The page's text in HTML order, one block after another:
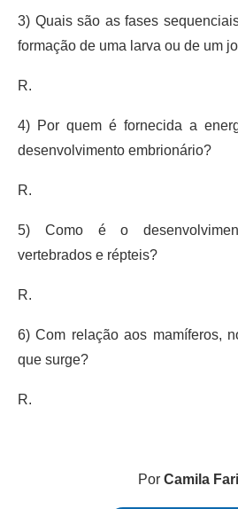
3) Quais são as fases
formação de uma larva ou de um
R.
4) Por quem é fornecida a
desenvolvimento embrionário?
R.
5) Como é o
vertebrados e répteis?
R.
6) Com relação aos mamíferos,
que surge?
R.
Por Camila